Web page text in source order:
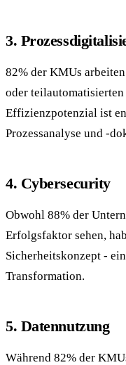
3.
82% der KMUs
oder teilautomatisierten
Effizienzpotenzial ist
Prozessanalyse und -
4. Cybersecurity
Obwohl 88% der
Erfolgsfaktor sehen,
Sicherheitskonzept -
Transformation.
5. Datennutzung
Während 82% der